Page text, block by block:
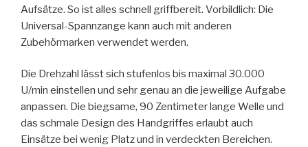
Aufsätze. So ist alles schnell griffbereit. Vorbildlich: Die
Universal-Spannzange kann auch mit anderen
Zubehörmarken verwendet werden.
Die Drehzahl lässt sich stufenlos bis maximal 30.000
U/min einstellen und sehr genau an die jeweilige Aufgabe
anpassen. Die biegsame, 90 Zentimeter lange Welle und
das schmale Design des Handgriffes erlaubt auch
Einsätze bei wenig Platz und in verdeckten Bereichen.